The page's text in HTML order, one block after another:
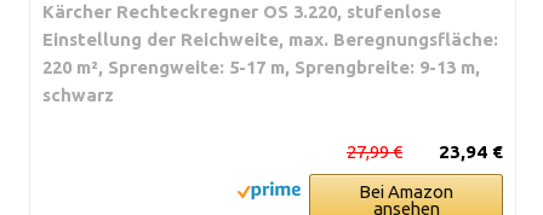
Kärcher Rechteckregner OS 3.220, stufenlose
Einstellung der Reichweite, max. Beregnungsfläche:
220 m², Sprengweite: 5-17 m, Sprengbreite: 9-13 m,
schwarz
23,94 €
27,99 €
Bei Amazon
ansehen